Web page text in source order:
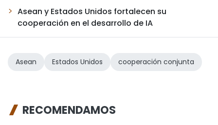
Asean y Estados Unidos fortalecen su
cooperación en el desarrollo de IA
Asean Estados Unidos cooperación conjunta
RECOMENDAMOS